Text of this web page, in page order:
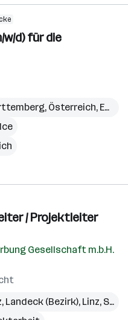
d) für die
, Österreich, Eben im Pongau
/ Projektleiter
Gesellschaft m.b.H.
, Landeck (Bezirk), Linz, St. Pölten